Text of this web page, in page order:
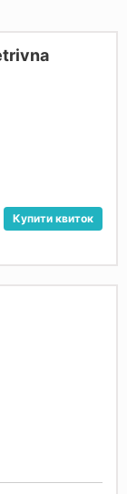
Купити квиток